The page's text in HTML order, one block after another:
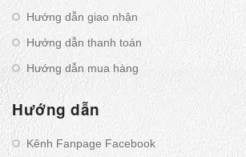
Hướng dẫn giao nhận
Hướng dẫn thanh toán
Hướng dẫn mua hàng
Hướng dẫn
Kênh Fanpage Facebook